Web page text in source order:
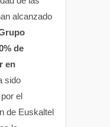
alcanzado
de
en
sido
el
de Euskaltel